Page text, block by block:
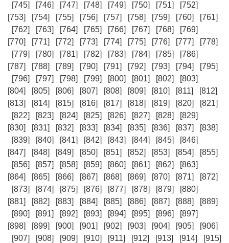
[745]
[746] [747] [748] [749] [750] [751]
[752]
[753]
[754] [755] [756] [757] [758] [759] [760]
[761]
[762]
[763] [764] [765] [766] [767] [768]
[769]
[770]
[771] [772] [773] [774] [775] [776] [777]
[778]
[779]
[780] [781] [782] [783] [784] [785]
[786]
[787]
[788] [789] [790] [791] [792] [793] [794]
[795]
[796]
[797] [798] [799] [800] [801] [802]
[803]
[804]
[805] [806] [807] [808] [809] [810] [811]
[812]
[813]
[814] [815] [816] [817] [818] [819] [820]
[821]
[822]
[823] [824] [825] [826] [827] [828]
[829]
[830]
[831] [832] [833] [834] [835] [836] [837]
[838]
[839]
[840] [841] [842] [843] [844] [845]
[846]
[847]
[848] [849] [850] [851] [852] [853] [854]
[855]
[856]
[857] [858] [859] [860] [861] [862]
[863]
[864]
[865] [866] [867] [868] [869] [870] [871]
[872]
[873]
[874] [875] [876] [877] [878] [879]
[880]
[881]
[882] [883] [884] [885] [886] [887] [888]
[889]
[890]
[891] [892] [893] [894] [895] [896]
[897]
[898]
[899] [900] [901] [902] [903] [904] [905]
[906]
[907]
[908] [909] [910] [911] [912] [913] [914] [915]